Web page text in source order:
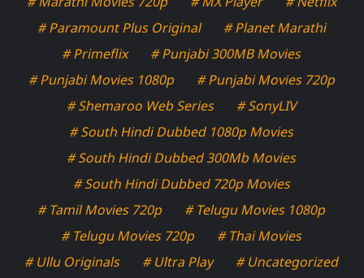
# Paramount Plus Original
# Planet Marathi
# Primeflix
# Punjabi 300MB Movies
# Punjabi Movies 1080p
# Punjabi Movies 720p
# Shemaroo Web Series
# SonyLIV
# South Hindi Dubbed 1080p Movies
# South Hindi Dubbed 300Mb Movies
# South Hindi Dubbed 720p Movies
# Tamil Movies 720p
# Telugu Movies 1080p
# Telugu Movies 720p
# Thai Movies
# Ullu Originals
# Ultra Play
# Uncategorized